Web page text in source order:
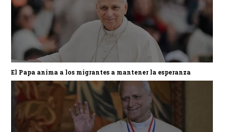
El Papa anima a los migrantes a mantener la esperanza